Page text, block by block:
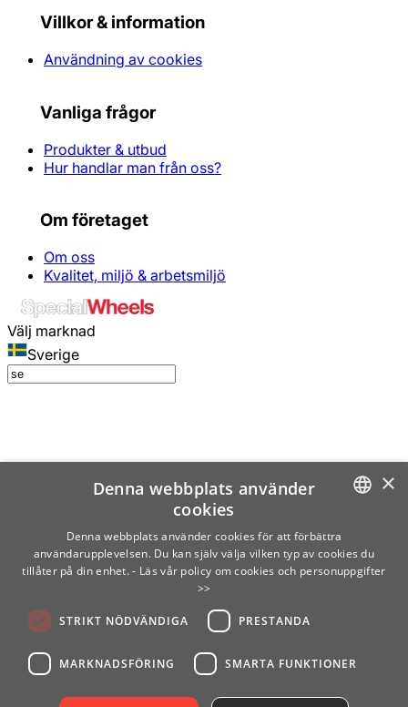
Villkor & information
Användning av cookies
Vanliga frågor
Produkter & utbud
Hur handlar man från oss?
Om företaget
Om oss
Kvalitet, miljö & arbetsmiljö
Välj marknad
Sverige
SWEDISH
×
Denna webbplats använder
cookies
Denna webbplats använder cookies för att förbättra
användarupplevelsen. Du kan själv välja vilken typ av cookies du
tillåter på din enhet. - Läs vår policy om cookies och personuppgifter
>>
STRIKT NÖDVÄNDIGA PRESTANDA
MARKNADSFÖRING SMARTA FUNKTIONER